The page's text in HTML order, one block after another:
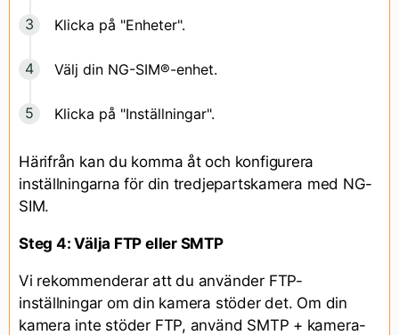
Klicka på "Enheter".
Välj din NG-SIM®-enhet.
Klicka på "Inställningar".
Härifrån kan du komma åt och konfigurera
inställningarna för din tredjepartskamera med NG-
SIM.
Steg 4: Välja FTP eller SMTP
Vi rekommenderar att du använder FTP-
inställningar om din kamera stöder det. Om din
kamera inte stöder FTP, använd SMTP + kamera-